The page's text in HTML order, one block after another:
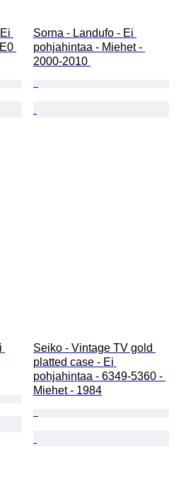
Sorna - Landufo - Ei
pohjahintaa - Miehet -
2000-2010
Seiko - Vintage TV gold
platted case - Ei
pohjahintaa - 6349-5360 -
Miehet - 1984